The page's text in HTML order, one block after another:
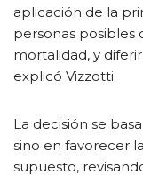
aplicación de la
personas posibles
mortalidad, y
explicó Vizzotti.
La decisión se
sino en favorecer
supuesto,